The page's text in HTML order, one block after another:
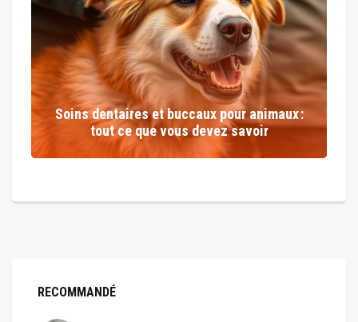
Soins dentaires et buccaux pour animaux :
tout ce que vous devez savoir
RECOMMANDÉ